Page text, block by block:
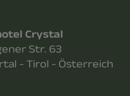
Crystal
Str. 63
- Tirol - Österreich